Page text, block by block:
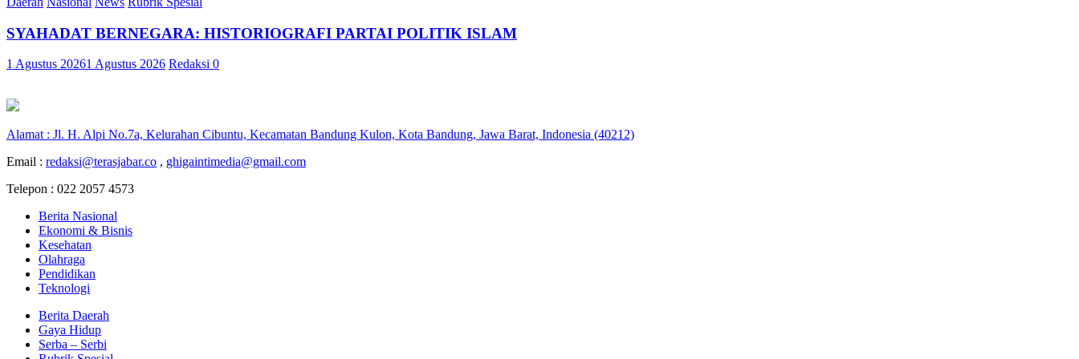
SYAHADAT BERNEGARA: HISTORIOGRAFI PARTAI POLITIK ISLAM
1 Agustus 20261 Agustus 2026 Redaksi 0
Alamat : Jl. H. Alpi No.7a, Kelurahan Cibuntu, Kecamatan Bandung Kulon, Kota Bandung, Jawa Barat, Indonesia (40212)
Email : redaksi@terasjabar.co , ghigaintimedia@gmail.com
Telepon : 022 2057 4573
Berita Nasional
Ekonomi & Bisnis
Kesehatan
Olahraga
Pendidikan
Teknologi
Berita Daerah
Gaya Hidup
Serba – Serbi